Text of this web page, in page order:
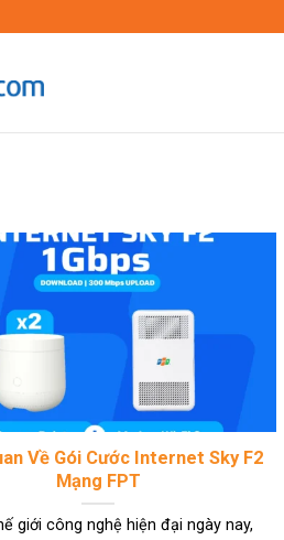
Về Gói Cước Internet Sky F2
Mạng FPT
giới công nghệ hiện đại ngày nay,